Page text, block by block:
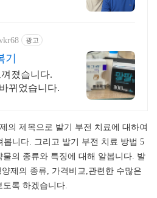
광고
졌습니다.
뀌었습니다.
의 제목으로 발기 부전 치료에 대하여
니다. 그리고 발기 부전 치료 방법 5
의 종류와 특징에 대해 알봅니다. 발
제의 종류, 가격비교,관련한 수많은
도록 하겠습니다.